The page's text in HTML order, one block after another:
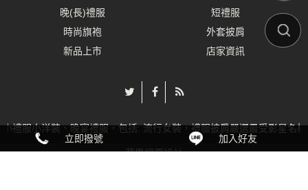
晚(長)禮服
短禮服
時尚旗袍
外套披肩
新品上市
店家資訊
立即撥號 加入好友
禮服小洋裝、晚宴禮服，包括: 流行女裝，禮服披肩嚴選最受影星名
蘋果網頁設計